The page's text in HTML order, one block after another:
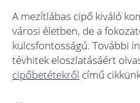
A mezítlábas cipő kiváló
városi életben, de a
kulcsfontosságú. További
tévhitek eloszlatásáért
cipőbetétekről című